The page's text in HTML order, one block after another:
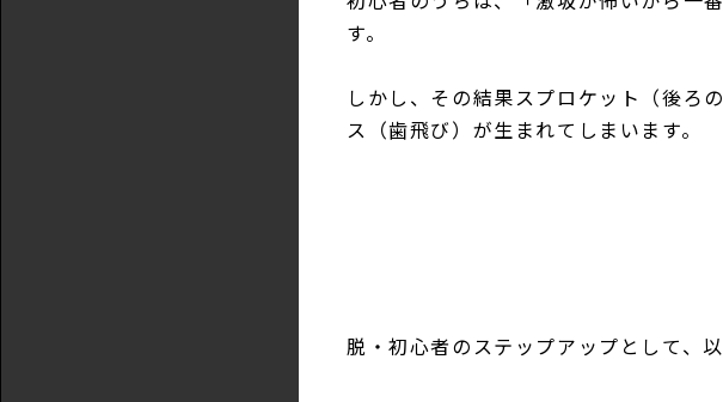
す。
しかし、その結果スプロケット（後ろ
ス（歯飛び）が生まれてしまいます。
脱・初心者のステップアップとして、